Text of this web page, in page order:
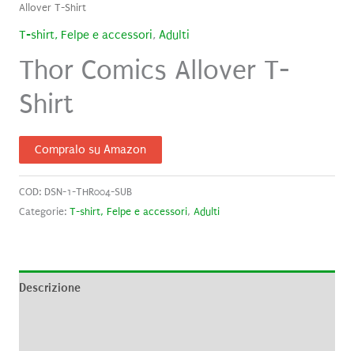
Allover T-Shirt
T-shirt, Felpe e accessori, Adulti
Thor Comics Allover T-
Shirt
Compralo su Amazon
COD: DSN-1-THR004-SUB
Categorie: T-shirt, Felpe e accessori, Adulti
Descrizione